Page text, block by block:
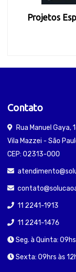
Projetos
Contato
Rua Manuel Gaya,
Vila Mazzei - São
CEP: 02313-000
11 2241-1913
11 2241-1476
Seg. à Quinta:
Sexta: 09hrs às